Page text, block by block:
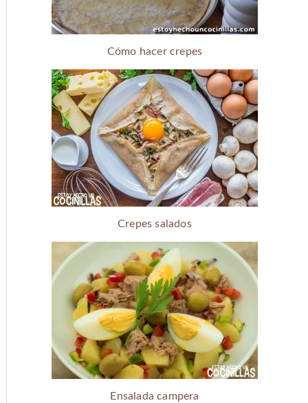
Cómo hacer crepes
Crepes salados
Ensalada campera